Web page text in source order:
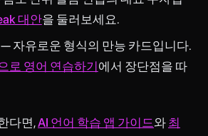
대안을 둘러보세요.
— 자유로운 형식의 만능 카드입니다.
로 영어 연습하기 에서 장단점을 따
다면,AI 언어 학습 앱 가이드와 최